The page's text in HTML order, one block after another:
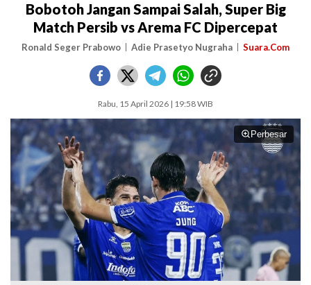
Bobotoh Jangan Sampai Salah, Super Big
Match Persib vs Arema FC Dipercepat
Ronald Seger Prabowo Adie Prasetyo Nugraha Suara.Com
Rabu, 15 April 2026 | 19:58 WIB
Perbesar